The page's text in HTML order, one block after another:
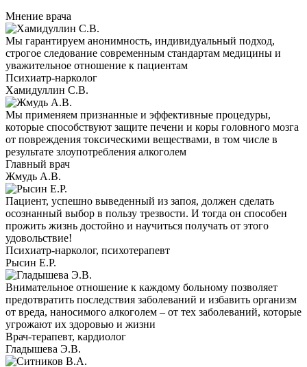
Мнение врача
Мы гарантируем анонимность, индивидуальный подход,
строгое следование современным стандартам медицины и
уважительное отношение к пациентам
Психиатр-нарколог
Хамидуллин С.В.
Мы применяем признанные и эффективные процедуры,
которые способствуют защите печени и коры головного мозга
от повреждения токсическими веществами, в том числе в
результате злоупотребления алкоголем
Главный врач
Жмудь А.В.
Пациент, успешно выведенный из запоя, должен сделать
осознанный выбор в пользу трезвости. И тогда он способен
прожить жизнь достойно и научиться получать от этого
удовольствие!
Психиатр-нарколог, психотерапевт
Рысин Е.Р.
Внимательное отношение к каждому больному позволяет
предотвратить последствия заболеваний и избавить организм
от вреда, наносимого алкоголем – от тех заболеваний, которые
угрожают их здоровью и жизни
Врач-терапевт, кардиолог
Гладышева Э.В.